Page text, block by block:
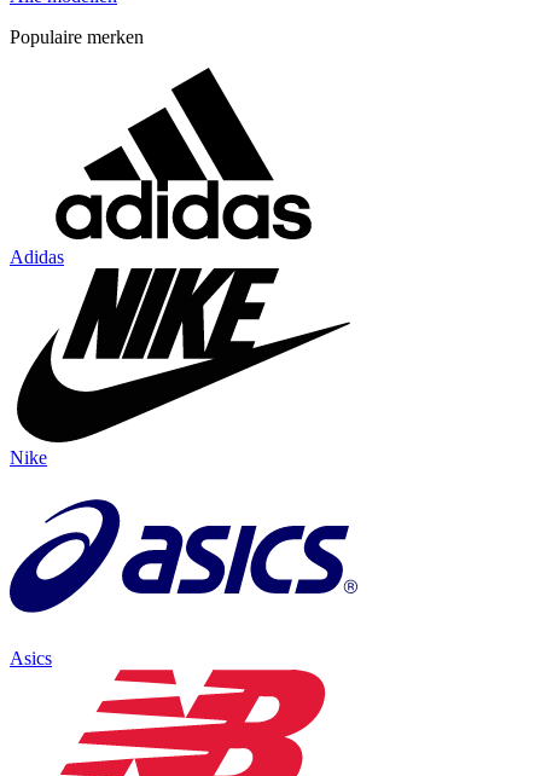
Populaire merken
Adidas
Nike
Asics